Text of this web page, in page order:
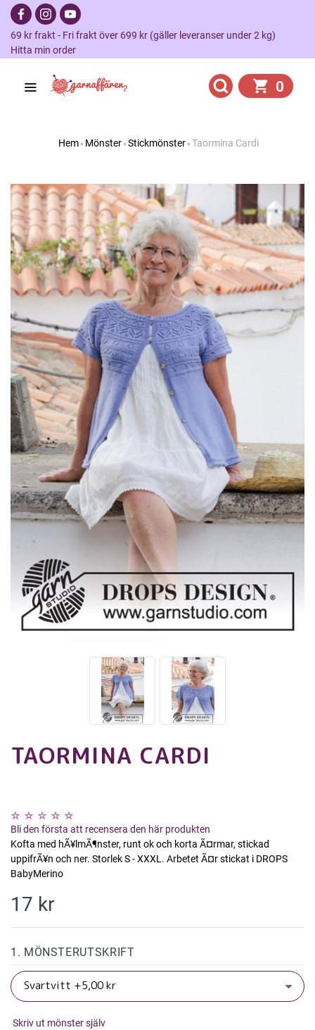
69 kr frakt - Fri frakt över 699 kr (gäller leveranser under 2 kg)
Hitta min order
0
Hem Mönster Stickmönster Taormina Cardi
TAORMINA CARDI
Bli den första att recensera den här produkten
Kofta med hÃ¥lmÃ¶nster, runt ok och korta Ã¤rmar, stickad
uppifrÃ¥n och ner. Storlek S - XXXL. Arbetet Ã¤r stickat i DROPS
BabyMerino
17 kr
1. MÖNSTERUTSKRIFT
Skriv ut mönster själv